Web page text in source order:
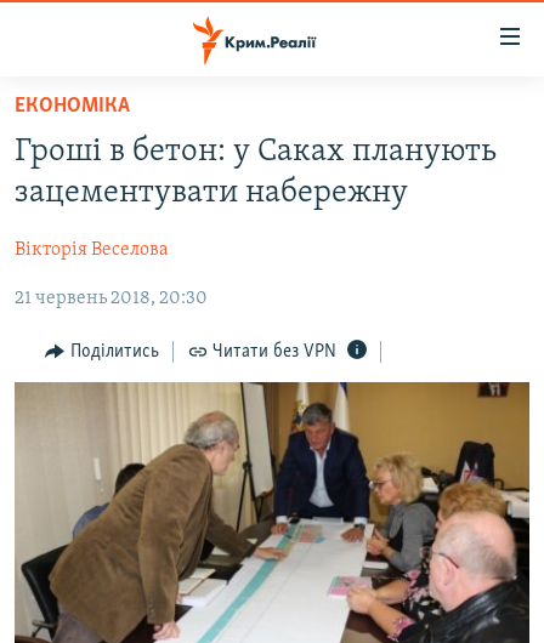
Перейти
основного
матеріалу
до
навігації
Перейти
ВОДА.КРИМ
ВІДЕО ТА ФОТО
ПОЛІТИКА
БЛОГИ
ПОГЛЯД
СПЕЦПРОЕКТИ
ДЕПОРТАЦІЯ
ВІДЕОУРОКИ «ELIFBE»
СВІДЧЕННЯ ОКУПАЦІЇ
ЯК ОБІЙТИ БЛОКУВАННЯ
Русский
Qırımtatar
ЕКОНОМІКА
Гроші в бетон: у Саках планують
зацементувати набережну
Вікторія Веселова
21 червень 2018, 20:30
Поділитись Читати без VPN